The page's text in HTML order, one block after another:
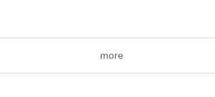
more